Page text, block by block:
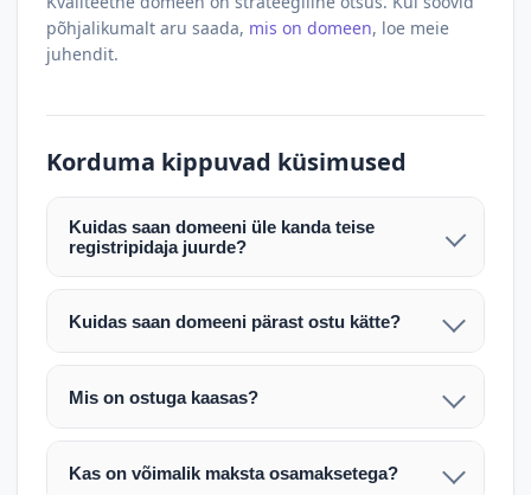
põhjalikumalt aru saada, mis on domeen, loe meie
juhendit.
Korduma kippuvad küsimused
Kuidas saan domeeni üle kanda teise
registripidaja juurde?
Pärast makse laekumist edastame teile domeeni
AUTH (EPP) koodi. Selle abil saate domeeni üle
Domeeni ülekandmine toimub registripidajate
tööpäeva. Täpsemad juhised saadetakse teile e-
posti teel pärast tehingu kinnitamist.
Kuidas saan domeeni pärast ostu kätte?
Pärast ostu vormistamist väljastame arve.
Maksekinnituse järel edastame teile domeeni
enda valitud registripidaja juurde.
Mis on ostuga kaasas?
Ostuga kaasas on domeeninime omandiõigus.
Veebimajutust ja e-posti teenuseid tuleb tellida
Kas on võimalik maksta osamaksetega?